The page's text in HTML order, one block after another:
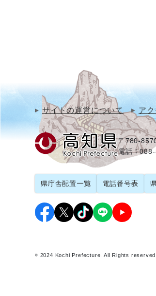
サイトの運営について ア
〒780-
電話：
県庁舎配置一覧 電話番号表
© 2024 Kochi Prefecture. All Rights reserved.